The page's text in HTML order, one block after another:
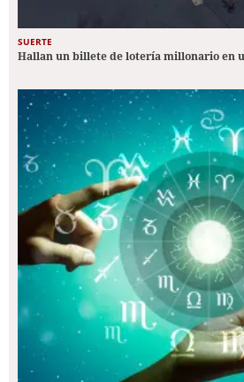
SUERTE
Hallan un billete de lotería millonario en